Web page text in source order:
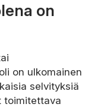
on
on ulkomainen
selvityksiä
toimitettava